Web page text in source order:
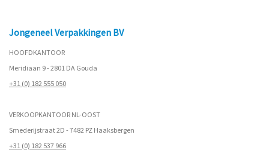
Jongeneel Verpakkingen BV
HOOFDKANTOOR
Meridiaan 9 - 2801 DA Gouda
+31 (0) 182 555 050
VERKOOPKANTOOR NL-OOST
Smederijstraat 2D - 7482 PZ Haaksbergen
+31 (0) 182 537 966